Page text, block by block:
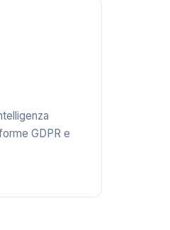
GDPR e